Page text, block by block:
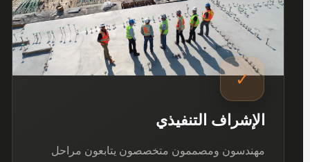
✓
الإشراف التنفيذي
مهندسون ومصممون متخصصون يتابعون مراحل